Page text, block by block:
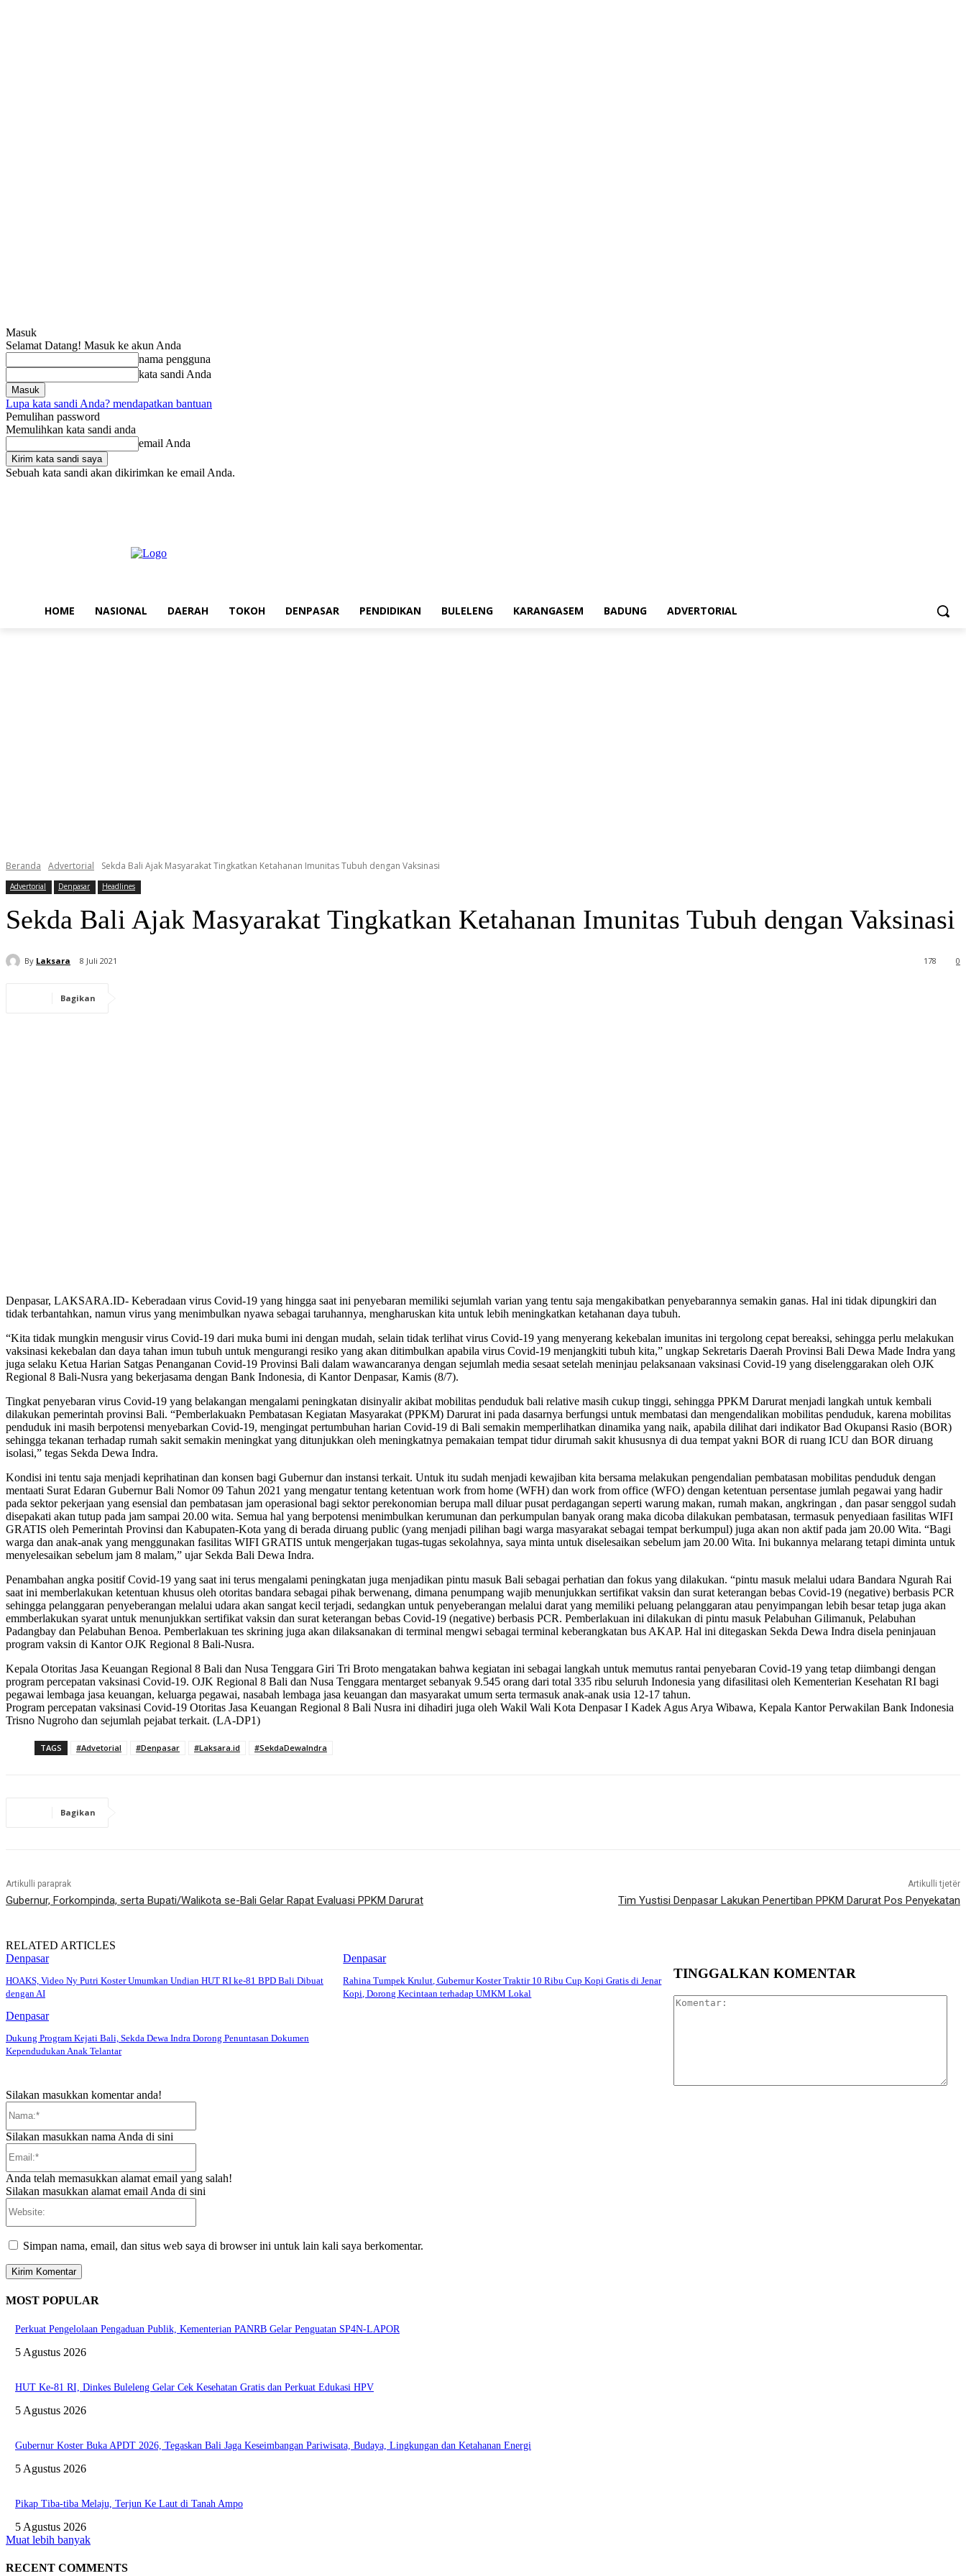
Masuk
Selamat Datang! Masuk ke akun Anda
nama pengguna
kata sandi Anda
Lupa kata sandi Anda? mendapatkan bantuan
Pemulihan password
Memulihkan kata sandi anda
email Anda
Sebuah kata sandi akan dikirimkan ke email Anda.
HOME NASIONAL DAERAH TOKOH DENPASAR PENDIDIKAN BULELENG KARANGASEM BADUNG ADVERTORIAL
Beranda Advertorial Sekda Bali Ajak Masyarakat Tingkatkan Ketahanan Imunitas Tubuh dengan Vaksinasi
Advertorial Denpasar Headlines
Sekda Bali Ajak Masyarakat Tingkatkan Ketahanan Imunitas Tubuh dengan Vaksinasi
By Laksara 8 Juli 2021 0
178
Bagikan
Denpasar, LAKSARA.ID- Keberadaan virus Covid-19 yang hingga saat ini penyebaran memiliki sejumlah varian yang tentu saja mengakibatkan penyebarannya semakin ganas. Hal ini tidak dipungkiri dan
tidak terbantahkan, namun virus yang menimbulkan nyawa sebagai taruhannya, mengharuskan kita untuk lebih meningkatkan ketahanan daya tubuh.
“Kita tidak mungkin mengusir virus Covid-19 dari muka bumi ini dengan mudah, selain tidak terlihat virus Covid-19 yang menyerang kekebalan imunitas ini tergolong cepat bereaksi, sehingga perlu melakukan
vaksinasi kekebalan dan daya tahan imun tubuh untuk mengurangi resiko yang akan ditimbulkan apabila virus Covid-19 menjangkiti tubuh kita,” ungkap Sekretaris Daerah Provinsi Bali Dewa Made Indra yang
juga selaku Ketua Harian Satgas Penanganan Covid-19 Provinsi Bali dalam wawancaranya dengan sejumlah media sesaat setelah meninjau pelaksanaan vaksinasi Covid-19 yang diselenggarakan oleh OJK
Regional 8 Bali-Nusra yang bekerjasama dengan Bank Indonesia, di Kantor Denpasar, Kamis (8/7).
Tingkat penyebaran virus Covid-19 yang belakangan mengalami peningkatan disinyalir akibat mobilitas penduduk bali relative masih cukup tinggi, sehingga PPKM Darurat menjadi langkah untuk kembali
dilakukan pemerintah provinsi Bali. “Pemberlakuakn Pembatasan Kegiatan Masyarakat (PPKM) Darurat ini pada dasarnya berfungsi untuk membatasi dan mengendalikan mobilitas penduduk, karena mobilitas
penduduk ini masih berpotensi menyebarkan Covid-19, mengingat pertumbuhan harian Covid-19 di Bali semakin memperlihatkan dinamika yang naik, apabila dilihat dari indikator Bad Okupansi Rasio (BOR)
sehingga tekanan terhadap rumah sakit semakin meningkat yang ditunjukkan oleh meningkatnya pemakaian tempat tidur dirumah sakit khususnya di dua tempat yakni BOR di ruang ICU dan BOR diruang
isolasi,” tegas Sekda Dewa Indra.
Kondisi ini tentu saja menjadi keprihatinan dan konsen bagi Gubernur dan instansi terkait. Untuk itu sudah menjadi kewajiban kita bersama melakukan pengendalian pembatasan mobilitas penduduk dengan
mentaati Surat Edaran Gubernur Bali Nomor 09 Tahun 2021 yang mengatur tentang ketentuan work from home (WFH) dan work from office (WFO) dengan ketentuan persentase jumlah pegawai yang hadir
pada sektor pekerjaan yang esensial dan pembatasan jam operasional bagi sektor perekonomian berupa mall diluar pusat perdagangan seperti warung makan, rumah makan, angkringan , dan pasar senggol sudah
disepakati akan tutup pada jam sampai 20.00 wita. Semua hal yang berpotensi menimbulkan kerumunan dan perkumpulan banyak orang maka dicoba dilakukan pembatasan, termasuk penyediaan fasilitas WIFI
GRATIS oleh Pemerintah Provinsi dan Kabupaten-Kota yang di berada diruang public (yang menjadi pilihan bagi warga masyarakat sebagai tempat berkumpul) juga akan non aktif pada jam 20.00 Wita. “Bagi
warga dan anak-anak yang menggunakan fasilitas WIFI GRATIS untuk mengerjakan tugas-tugas sekolahnya, saya minta untuk diselesaikan sebelum jam 20.00 Wita. Ini bukannya melarang tetapi diminta untuk
menyelesaikan sebelum jam 8 malam,” ujar Sekda Bali Dewa Indra.
Penambahan angka positif Covid-19 yang saat ini terus mengalami peningkatan juga menjadikan pintu masuk Bali sebagai perhatian dan fokus yang dilakukan. “pintu masuk melalui udara Bandara Ngurah Rai
saat ini memberlakukan ketentuan khusus oleh otoritas bandara sebagai pihak berwenang, dimana penumpang wajib menunjukkan sertifikat vaksin dan surat keterangan bebas Covid-19 (negative) berbasis PCR
sehingga pelanggaran penyeberangan melalui udara akan sangat kecil terjadi, sedangkan untuk penyeberangan melalui darat yang memiliki peluang pelanggaran atau penyimpangan lebih besar tetap juga akan
emmberlakukan syarat untuk menunjukkan sertifikat vaksin dan surat keterangan bebas Covid-19 (negative) berbasis PCR. Pemberlakuan ini dilakukan di pintu masuk Pelabuhan Gilimanuk, Pelabuhan
Padangbay dan Pelabuhan Benoa. Pemberlakuan tes skrining juga akan dilaksanakan di terminal mengwi sebagai terminal keberangkatan bus AKAP. Hal ini ditegaskan Sekda Dewa Indra disela peninjauan
program vaksin di Kantor OJK Regional 8 Bali-Nusra.
Kepala Otoritas Jasa Keuangan Regional 8 Bali dan Nusa Tenggara Giri Tri Broto mengatakan bahwa kegiatan ini sebagai langkah untuk memutus rantai penyebaran Covid-19 yang tetap diimbangi dengan
program percepatan vaksinasi Covid-19. OJK Regional 8 Bali dan Nusa Tenggara mentarget sebanyak 9.545 orang dari total 335 ribu seluruh Indonesia yang difasilitasi oleh Kementerian Kesehatan RI bagi
pegawai lembaga jasa keuangan, keluarga pegawai, nasabah lembaga jasa keuangan dan masyarakat umum serta termasuk anak-anak usia 12-17 tahun.
Program percepatan vaksinasi Covid-19 Otoritas Jasa Keuangan Regional 8 Bali Nusra ini dihadiri juga oleh Wakil Wali Kota Denpasar I Kadek Agus Arya Wibawa, Kepala Kantor Perwakilan Bank Indonesia
Trisno Nugroho dan sejumlah pejabat terkait. (LA-DP1)
TAGS #Advetorial #Denpasar #Laksara.id #SekdaDewaIndra
Bagikan
Artikulli paraprak
Gubernur, Forkompinda, serta Bupati/Walikota se-Bali Gelar Rapat Evaluasi PPKM Darurat
Artikulli tjetër
Tim Yustisi Denpasar Lakukan Penertiban PPKM Darurat Pos Penyekatan
RELATED ARTICLES
Denpasar
HOAKS, Video Ny Putri Koster Umumkan Undian HUT RI ke-81 BPD Bali Dibuat
dengan AI
Denpasar
Rahina Tumpek Krulut, Gubernur Koster Traktir 10 Ribu Cup Kopi Gratis di Jenar
Kopi, Dorong Kecintaan terhadap UMKM Lokal
Denpasar
Dukung Program Kejati Bali, Sekda Dewa Indra Dorong Penuntasan Dokumen
Kependudukan Anak Telantar
TINGGALKAN KOMENTAR
Silakan masukkan komentar anda!
Silakan masukkan nama Anda di sini
Anda telah memasukkan alamat email yang salah!
Silakan masukkan alamat email Anda di sini
Simpan nama, email, dan situs web saya di browser ini untuk lain kali saya berkomentar.
MOST POPULAR
Perkuat Pengelolaan Pengaduan Publik, Kementerian PANRB Gelar Penguatan SP4N-LAPOR
5 Agustus 2026
HUT Ke-81 RI, Dinkes Buleleng Gelar Cek Kesehatan Gratis dan Perkuat Edukasi HPV
5 Agustus 2026
Gubernur Koster Buka APDT 2026, Tegaskan Bali Jaga Keseimbangan Pariwisata, Budaya, Lingkungan dan Ketahanan Energi
5 Agustus 2026
Pikap Tiba-tiba Melaju, Terjun Ke Laut di Tanah Ampo
5 Agustus 2026
Muat lebih banyak
RECENT COMMENTS